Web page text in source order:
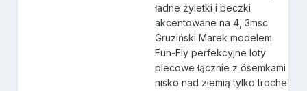
ładne żyletki i beczki
akcentowane na 4, 3msc
Gruziński Marek modelem
Fun-Fly perfekcyjne loty
plecowe łącznie z ósemkami
nisko nad ziemią tylko troche